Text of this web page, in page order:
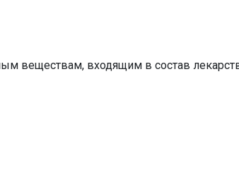
веществам, входящим в состав